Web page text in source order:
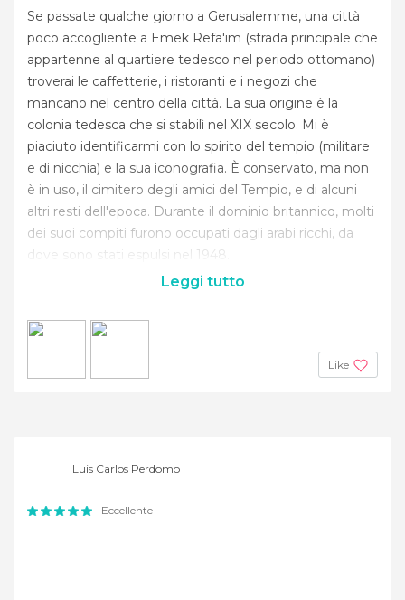
Se passate qualche giorno a Gerusalemme, una città
poco accogliente a Emek Refa'im (strada principale che
appartenne al quartiere tedesco nel periodo ottomano)
troverai le caffetterie, i ristoranti e i negozi che
mancano nel centro della città. La sua origine è la
colonia tedesca che si stabilì nel XIX secolo. Mi è
piaciuto identificarmi con lo spirito del tempio (militare
e di nicchia) e la sua iconografia. È conservato, ma non
è in uso, il cimitero degli amici del Tempio, e di alcuni
altri resti dell'epoca. Durante il dominio britannico, molti
dei suoi compiti furono occupati dagli arabi ricchi, da
dove sono stati espulsi nel 1948.
Leggi tutto
Like
Luis Carlos Perdomo
Eccellente